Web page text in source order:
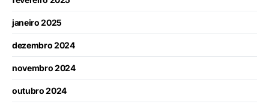
janeiro 2025
dezembro 2024
novembro 2024
outubro 2024